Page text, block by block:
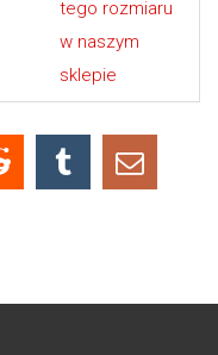
tego rozmiaru
w naszym
sklepie